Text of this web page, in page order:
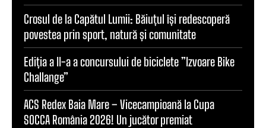
Crosul de la Capătul Lumii: Băiuțul își redescoperă
povestea prin sport, natură și comunitate
Ediția a II-a a concursului de biciclete ”Izvoare Bike
Challange”
ACS Redex Baia Mare – Vicecampioană la Cupa
SOCCA România 2026! Un jucător premiat